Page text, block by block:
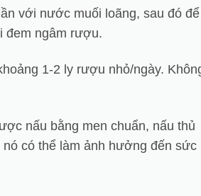
với nước muối loãng, sau đó để
đem ngâm rượu.
1-2 ly rượu nhỏ/ngày.
nấu bằng men chuẩn, nấu thủ
có thể làm ảnh hưởng đến sức